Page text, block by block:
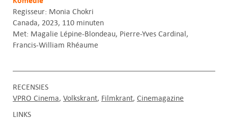
Regisseur: Monia Chokri
Canada, 2023, 110 minuten
Met: Magalie Lépine-Blondeau, Pierre-Yves Cardinal,
Francis-William Rhéaume
RECENSIES
VPRO Cinema Volkskrant Filmkrant Cinemagazine
LINKS